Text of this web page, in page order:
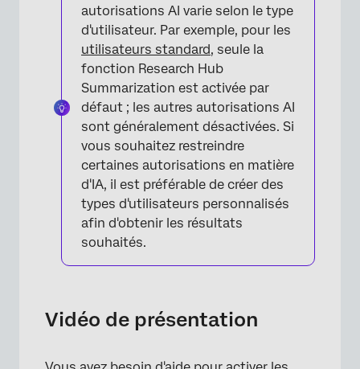
autorisations AI varie selon le type
d'utilisateur. Par exemple, pour les
utilisateurs standard, seule la
fonction Research Hub
Summarization est activée par
défaut ; les autres autorisations AI
sont généralement désactivées. Si
vous souhaitez restreindre
certaines autorisations en matière
d'IA, il est préférable de créer des
types d'utilisateurs personnalisés
afin d'obtenir les résultats
souhaités.
Vidéo de présentation